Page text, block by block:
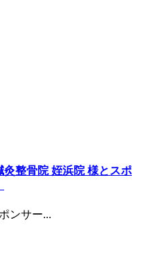
灸整骨院 姪浜院 様とスポ
ンサー...